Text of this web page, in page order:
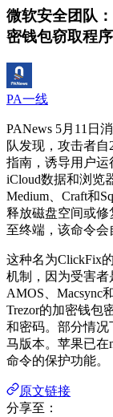
微软安全团队
密钱包窃取程序
PA一线
PANews 5月11日
队发现，攻击者自
指南，诱导用户运
iCloud数据和浏览
Medium、Craft和
释放磁盘空间或
至终端，该命令会
这种名为ClickFix
机制，因为受害
AMOS、Macsync
Trezor的加密钱包
和密码。部分情
马版本。苹果已在
命令的保护功能。
原文链接
分享至：